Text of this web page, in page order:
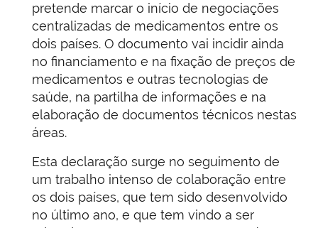
pretende marcar o início de negociações
centralizadas de medicamentos entre os
dois países. O documento vai incidir ainda
no financiamento e na fixação de preços de
medicamentos e outras tecnologias de
saúde, na partilha de informações e na
elaboração de documentos técnicos nestas
áreas.
Esta declaração surge no seguimento de
um trabalho intenso de colaboração entre
os dois países, que tem sido desenvolvido
no último ano, e que tem vindo a ser